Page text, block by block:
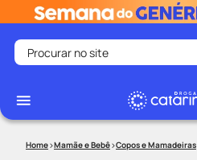
Procurar no site
1
Mamãe e Bebê Copos e Mamadeiras